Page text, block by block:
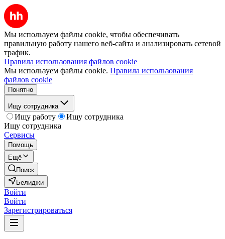
Мы используем файлы cookie, чтобы обеспечивать
правильную работу нашего веб-сайта и анализировать сетевой
трафик.
Правила использования файлов cookie
Мы используем файлы cookie. Правила использования
файлов cookie
Понятно
Ищу сотрудника
Ищу работу
Ищу сотрудника
Ищу сотрудника
Сервисы
Помощь
Ещё
Поиск
Белиджи
Войти
Войти
Зарегистрироваться